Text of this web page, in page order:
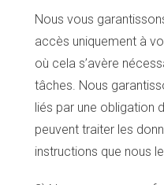
Nous vous
accès uniquement à
où cela s’avère
tâches. Nous
liés par une obligation
peuvent traiter les
instructions que nous